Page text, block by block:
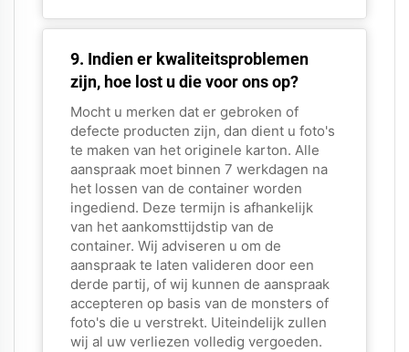
9. Indien er kwaliteitsproblemen
zijn, hoe lost u die voor ons op?
Mocht u merken dat er gebroken of
defecte producten zijn, dan dient u foto's
te maken van het originele karton. Alle
aanspraak moet binnen 7 werkdagen na
het lossen van de container worden
ingediend. Deze termijn is afhankelijk
van het aankomsttijdstip van de
container. Wij adviseren u om de
aanspraak te laten valideren door een
derde partij, of wij kunnen de aanspraak
accepteren op basis van de monsters of
foto's die u verstrekt. Uiteindelijk zullen
wij al uw verliezen volledig vergoeden.